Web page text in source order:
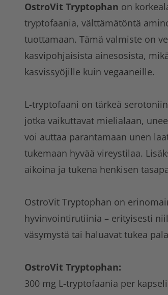
OstroVit Tryptophan on
tryptofaania, välttämätöntä
tuottamaan. Tämä valmiste on
kasvipohjaisista ainesosista,
kasvissyöjille kuin vegaaneille.
L-tryptofaani on tärkeä
jotka vaikuttavat mielialaan,
voi auttaa parantamaan unen
tukemaan hyvää vireystilaa.
aikoina ja tukena henkisen
OstroVit Tryptophan on
hyvinvointirutiinia – erityisesti
väsymystä tai haluavat tukea
OstroVit Tryptophan:
300 mg L-tryptofaania per kapseli